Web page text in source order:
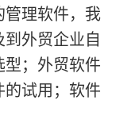
理软件，我
外贸企业自
；外贸软件
试用；软件